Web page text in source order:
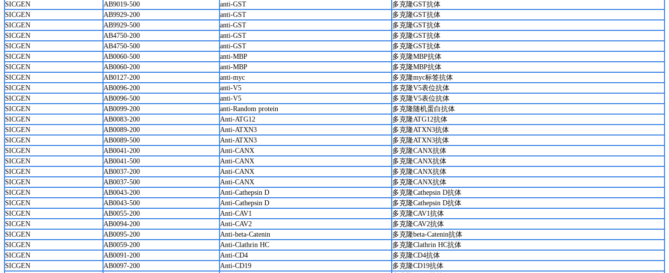
SICGEN
AB9019-500 anti-GST
多克隆GST抗体
SICGEN
AB9929-200 anti-GST
多克隆GST抗体
SICGEN
AB9929-500 anti-GST
多克隆GST抗体
SICGEN
AB4750-200 anti-GST
多克隆GST抗体
SICGEN
AB4750-500 anti-GST
多克隆GST抗体
SICGEN
AB0060-500 anti-MBP
多克隆MBP抗体
SICGEN
AB0060-200 anti-MBP
多克隆MBP抗体
SICGEN
AB0127-200 anti-myc
多克隆myc标签抗体
SICGEN
AB0096-200 anti-V5
多克隆V5表位抗体
SICGEN
AB0096-500 anti-V5
多克隆V5表位抗体
SICGEN
AB0099-200 anti-Random protein
多克隆随机蛋白抗体
SICGEN
AB0083-200 Anti-ATG12
多克隆ATG12抗体
SICGEN
AB0089-200 Anti-ATXN3
多克隆ATXN3抗体
SICGEN
AB0089-500 Anti-ATXN3
多克隆ATXN3抗体
SICGEN
AB0041-200 Anti-CANX
多克隆CANX抗体
SICGEN
AB0041-500 Anti-CANX
多克隆CANX抗体
SICGEN
AB0037-200 Anti-CANX
多克隆CANX抗体
SICGEN
AB0037-500 Anti-CANX
多克隆CANX抗体
SICGEN
AB0043-200 Anti-Cathepsin D
多克隆Cathepsin D抗体
SICGEN
AB0043-500 Anti-Cathepsin D
多克隆Cathepsin D抗体
SICGEN
AB0055-200 Anti-CAV1
多克隆CAV1抗体
SICGEN
AB0094-200 Anti-CAV2
多克隆CAV2抗体
SICGEN
AB0095-200 Anti-beta-Catenin
多克隆beta-Catenin抗体
SICGEN
AB0059-200 Anti-Clathrin HC
多克隆Clathrin HC抗体
SICGEN
AB0091-200 Anti-CD4
多克隆CD4抗体
SICGEN
AB0097-200 Anti-CD19
多克隆CD19抗体